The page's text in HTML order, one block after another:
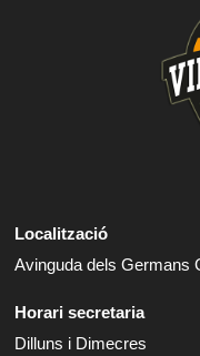
Localització
Avinguda dels Germans
Horari secretaria
Dilluns i Dimecres